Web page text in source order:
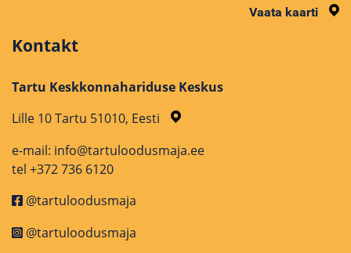
Vaata kaarti
Kontakt
Tartu Keskkonnahariduse Keskus
Lille 10 Tartu 51010, Eesti
e-mail: info@tartuloodusmaja.ee
tel +372 736 6120
@tartuloodusmaja
@tartuloodusmaja